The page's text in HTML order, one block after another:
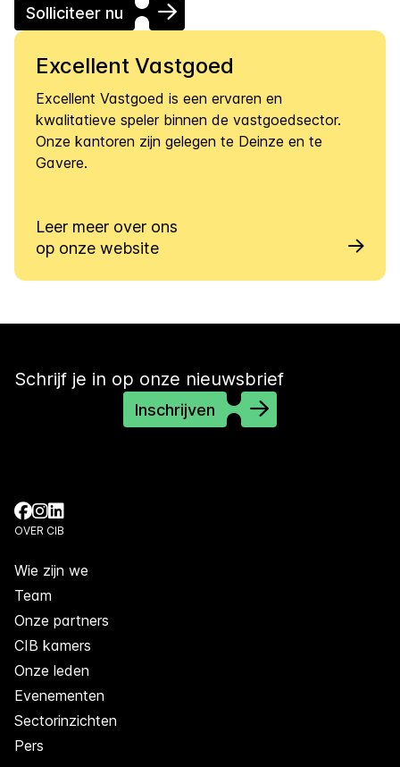
Solliciteer nu
Excellent Vastgoed
Excellent Vastgoed is een ervaren en
kwalitatieve speler binnen de vastgoedsector.
Onze kantoren zijn gelegen te Deinze en te
Gavere.
Leer meer over ons
op onze website
Schrijf je in op onze nieuwsbrief
Inschrijven
OVER CIB
Wie zijn we
Team
Onze partners
CIB kamers
Onze leden
Evenementen
Sectorinzichten
Pers